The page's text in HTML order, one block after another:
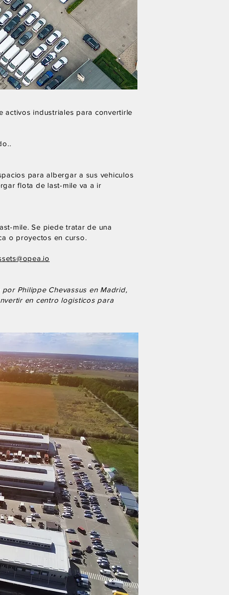
activos industriales para convertirle
para albergar a sus vehiculos
flota de last-mile va a ir
mile. Se piede tratar de una
o proyectos en curso.
Philippe Chevassus en Madrid,
en centro logisticos para